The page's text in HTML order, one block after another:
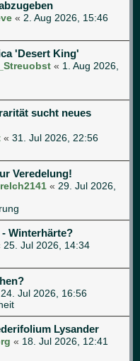
« 2. Aug 2026, 15:46
'Desert King'
« 1. Aug 2026,
sucht neues
« 31. Jul 2026, 22:56
Veredelung!
« 29. Jul 2026,
Winterhärte?
25. Jul 2026, 14:34
24. Jul 2026, 16:56
Lysander
« 18. Jul 2026, 12:41